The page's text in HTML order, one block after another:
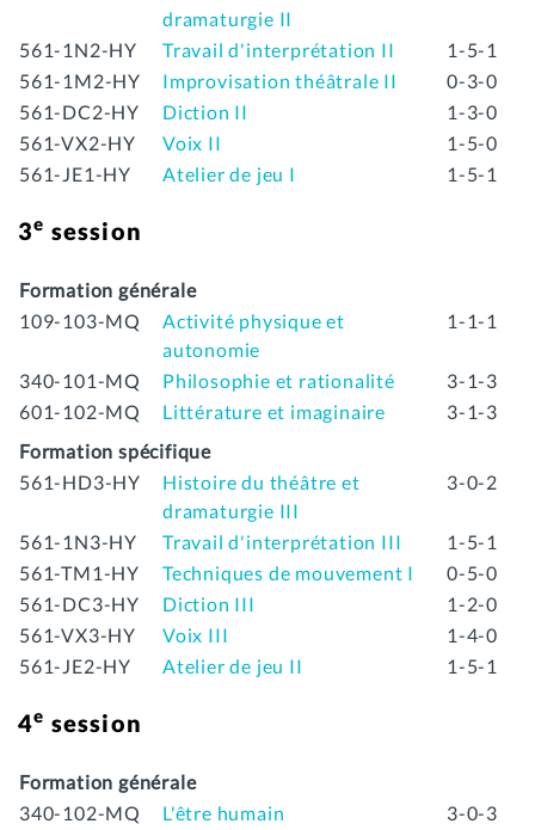
dramaturgie II
561-1N2-HY Travail d'interprétation II
1-5-1
561-1M2-HY
Improvisation théâtrale II
0-3-0
561-DC2-HY
Diction II
1-3-0
561-VX2-HY
Voix II
1-5-0
561-JE1-HY
Atelier de jeu I 1-5-1
3e session
Formation générale
109-103-MQ
Activité physique et
autonomie
1-1-1
340-101-MQ Philosophie et rationalité
3-1-3
601-102-MQ
Littérature et imaginaire
3-1-3
Formation spécifique
561-HD3-HY
Histoire du théâtre et
dramaturgie III
3-0-2
561-1N3-HY Travail d'interprétation III
1-5-1
561-TM1-HY
Techniques de mouvement I
0-5-0
561-DC3-HY
Diction III
1-2-0
561-VX3-HY
Voix III
1-4-0
561-JE2-HY
Atelier de jeu II 1-5-1
4e session
Formation générale
340-102-MQ
L'être humain
3-0-3